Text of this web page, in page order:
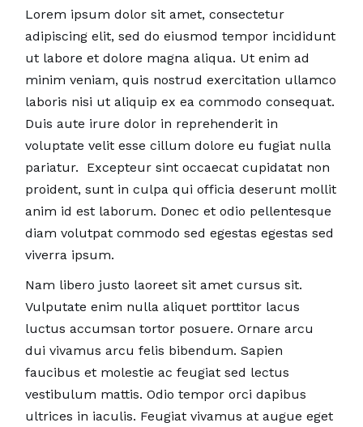
Lorem ipsum dolor sit amet, consectetur
adipiscing elit, sed do eiusmod tempor incididunt
ut labore et dolore magna aliqua. Ut enim ad
minim veniam, quis nostrud exercitation ullamco
laboris nisi ut aliquip ex ea commodo consequat.
Duis aute irure dolor in reprehenderit in
voluptate velit esse cillum dolore eu fugiat nulla
pariatur. Excepteur sint occaecat cupidatat non
proident, sunt in culpa qui officia deserunt mollit
anim id est laborum. Donec et odio pellentesque
diam volutpat commodo sed egestas egestas sed
viverra ipsum.
Nam libero justo laoreet sit amet cursus sit.
Vulputate enim nulla aliquet porttitor lacus
luctus accumsan tortor posuere. Ornare arcu
dui vivamus arcu felis bibendum. Sapien
faucibus et molestie ac feugiat sed lectus
vestibulum mattis. Odio tempor orci dapibus
ultrices in iaculis. Feugiat vivamus at augue eget